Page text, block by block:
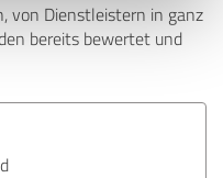
von Dienstleistern in ganz
bereits bewertet und